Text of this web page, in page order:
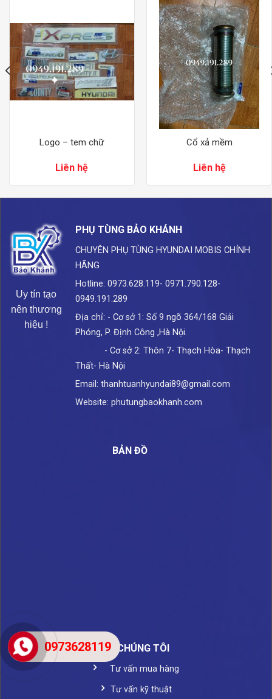
Logo – tem chữ
Liên hệ
Cổ xả mềm
Liên hệ
Uy tín tạo
nên thương
hiệu !
PHỤ TÙNG BẢO KHÁNH
CHUYÊN PHỤ TÙNG HYUNDAI MOBIS CHÍNH
HÃNG
Hotline: 0973.628.119- 0971.790.128-
0949.191.289
Địa chỉ: - Cơ sở 1: Số 9 ngõ 364/168 Giải
Phóng, P. Định Công ,Hà Nội.
- Cơ sở 2: Thôn 7- Thạch Hòa- Thạch
Thất- Hà Nội
Email: thanhtuanhyundai89@gmail.com
Website: phutungbaokhanh.com
BẢN ĐỒ
VỀ CHÚNG TÔI
Tư vấn mua hàng
Tư vấn kỹ thuật
0973628119